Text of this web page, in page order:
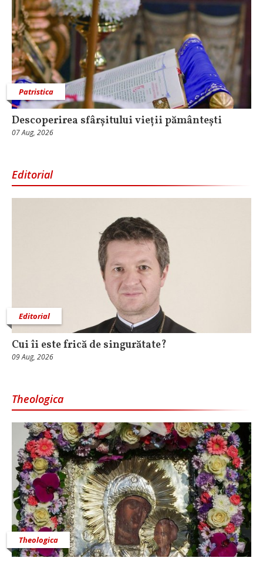
Patristica
Descoperirea sfârșitului vieții pământești
07 Aug, 2026
Editorial
Editorial
Cui îi este frică de singurătate?
09 Aug, 2026
Theologica
Theologica